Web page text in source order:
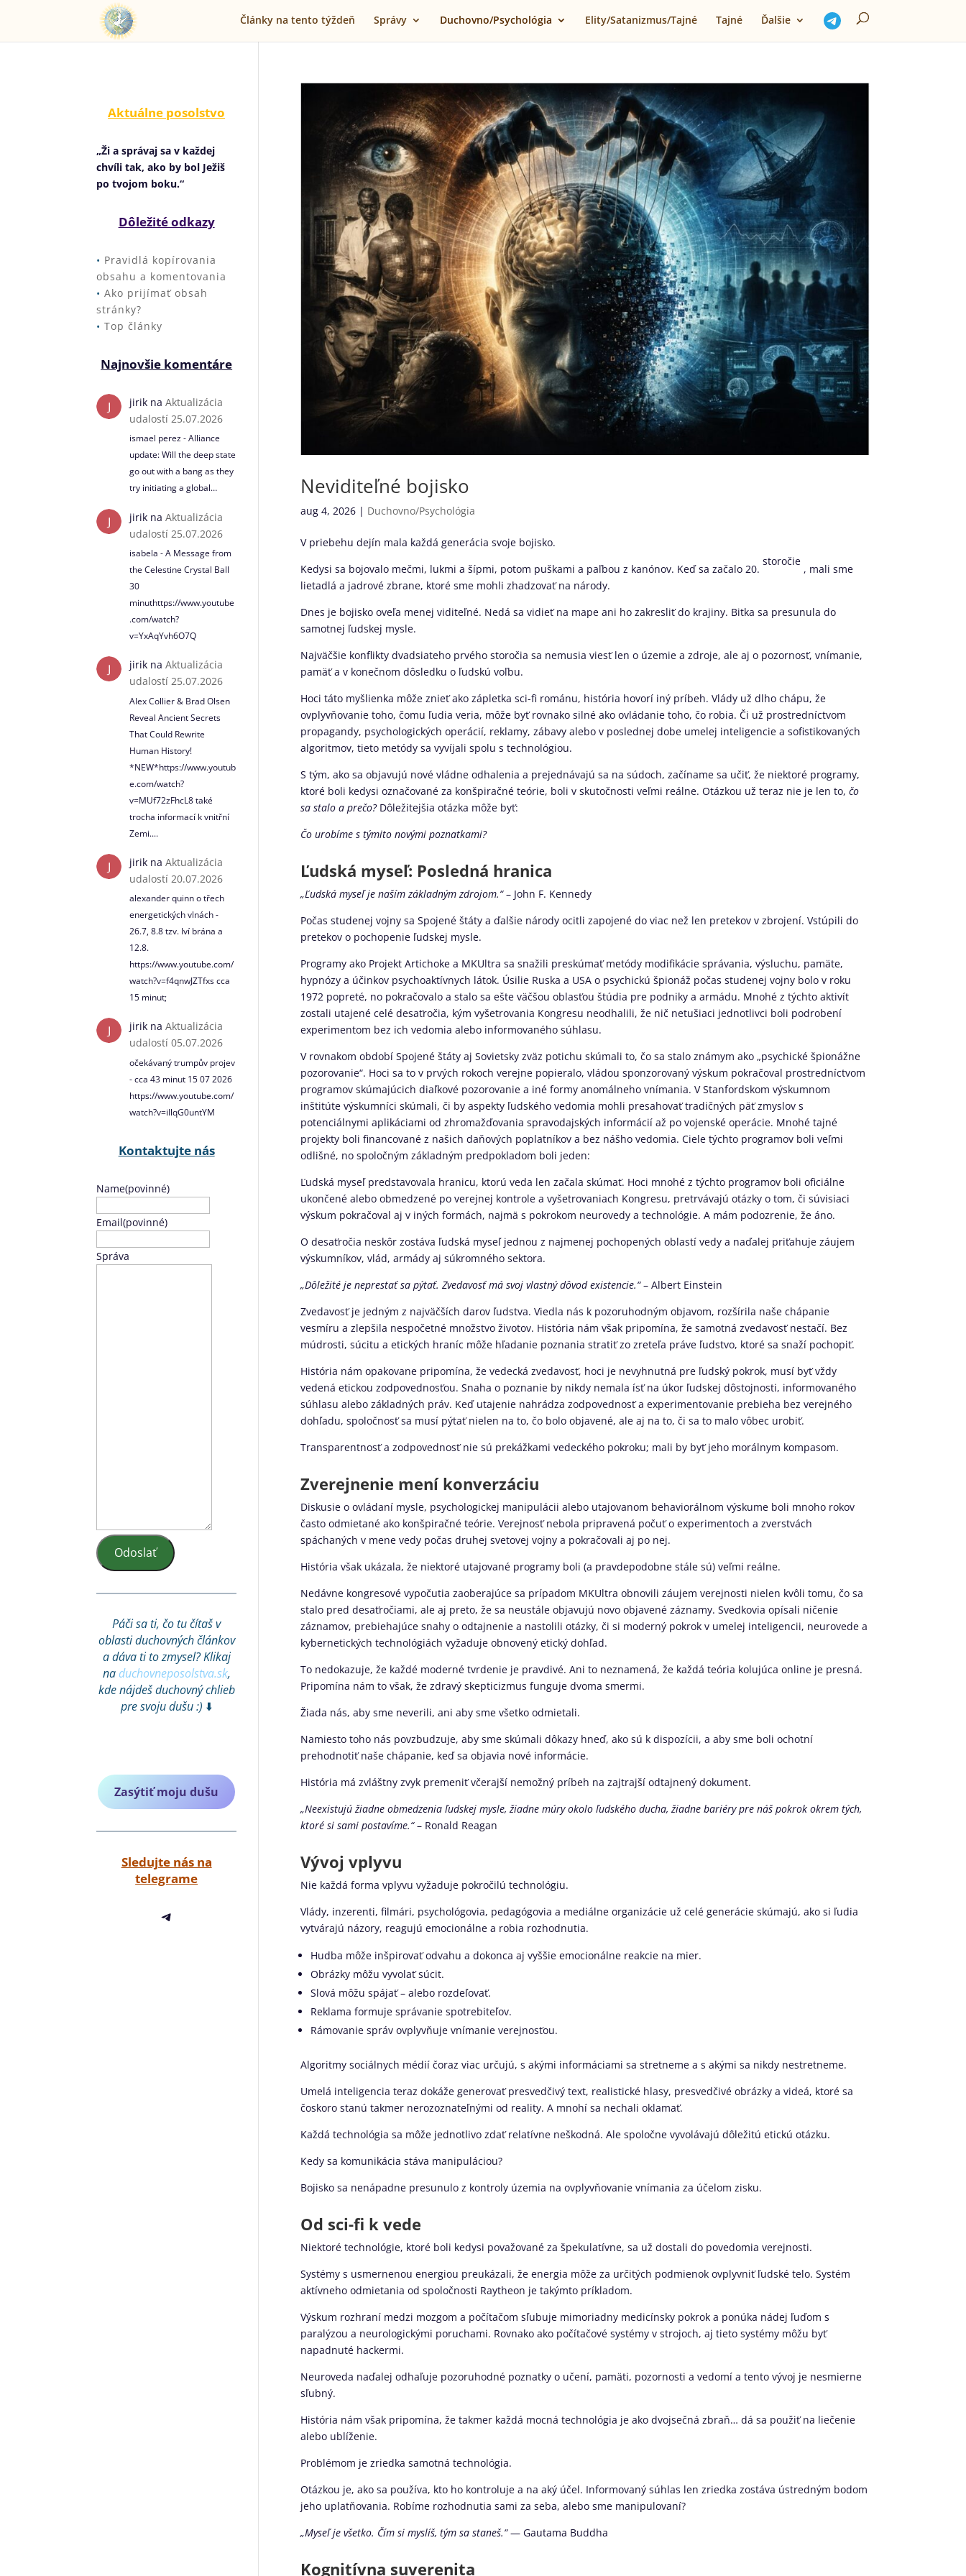
Články na tento týždeň Správy Duchovno/Psychológia Elity/Satanizmus/Tajné Tajné Ďalšie
Neviditeľné bojisko
aug 4, 2026| Duchovno/Psychológia
V priebehu dejín mala každá generácia svoje bojisko.
Kedysi sa bojovalo mečmi, lukmi a šípmi, potom puškami a paľbou z kanónov. Keď sa začalo 20.
storočie
, mali sme
lietadlá a jadrové zbrane, ktoré sme mohli zhadzovať na národy.
Dnes je bojisko oveľa menej viditeľné. Nedá sa vidieť na mape ani ho zakresliť do krajiny. Bitka sa presunula do
samotnej ľudskej mysle.
Najväčšie konflikty dvadsiateho prvého storočia sa nemusia viesť len o územie a zdroje, ale aj o pozornosť, vnímanie,
pamäť a v konečnom dôsledku o ľudskú voľbu.
Hoci táto myšlienka môže znieť ako zápletka sci-fi románu, história hovorí iný príbeh. Vlády už dlho chápu, že
ovplyvňovanie toho, čomu ľudia veria, môže byť rovnako silné ako ovládanie toho, čo robia. Či už prostredníctvom
propagandy, psychologických operácií, reklamy, zábavy alebo v poslednej dobe umelej inteligencie a sofistikovaných
algoritmov, tieto metódy sa vyvíjali spolu s technológiou.
S tým, ako sa objavujú nové vládne odhalenia a prejednávajú sa na súdoch, začíname sa učiť, že niektoré programy,
ktoré boli kedysi označované za konšpiračné teórie, boli v skutočnosti veľmi reálne. Otázkou už teraz nie je len to, čo
sa stalo a prečo?Dôležitejšia otázka môže byť:
Čo urobíme s týmito novými poznatkami?
Ľudská myseľ: Posledná hranica
„Ľudská myseľ je naším základným zdrojom.“– John F. Kennedy
Počas studenej vojny sa Spojené štáty a ďalšie národy ocitli zapojené do viac než len pretekov v zbrojení. Vstúpili do
pretekov o pochopenie ľudskej mysle.
Programy ako Projekt Artichoke a MKUltra sa snažili preskúmať metódy modifikácie správania, výsluchu, pamäte,
hypnózy a účinkov psychoaktívnych látok. Úsilie Ruska a USA o psychickú špionáž počas studenej vojny bolo v roku
1972 popreté, no pokračovalo a stalo sa ešte väčšou oblasťou štúdia pre podniky a armádu. Mnohé z týchto aktivít
zostali utajené celé desaťročia, kým vyšetrovania Kongresu neodhalili, že nič netušiaci jednotlivci boli podrobení
experimentom bez ich vedomia alebo informovaného súhlasu.
V rovnakom období Spojené štáty aj Sovietsky zväz potichu skúmali to, čo sa stalo známym ako „psychické špionážne
pozorovanie“. Hoci sa to v prvých rokoch verejne popieralo, vládou sponzorovaný výskum pokračoval prostredníctvom
programov skúmajúcich diaľkové pozorovanie a iné formy anomálneho vnímania. V Stanfordskom výskumnom
inštitúte výskumníci skúmali, či by aspekty ľudského vedomia mohli presahovať tradičných päť zmyslov s
potenciálnymi aplikáciami od zhromažďovania spravodajských informácií až po vojenské operácie. Mnohé tajné
projekty boli financované z našich daňových poplatníkov a bez nášho vedomia. Ciele týchto programov boli veľmi
odlišné, no spoločným základným predpokladom boli jeden:
Ľudská myseľ predstavovala hranicu, ktorú veda len začala skúmať. Hoci mnohé z týchto programov boli oficiálne
ukončené alebo obmedzené po verejnej kontrole a vyšetrovaniach Kongresu, pretrvávajú otázky o tom, či súvisiaci
výskum pokračoval aj v iných formách, najmä s pokrokom neurovedy a technológie. A mám podozrenie, že áno.
O desaťročia neskôr zostáva ľudská myseľ jednou z najmenej pochopených oblastí vedy a naďalej priťahuje záujem
výskumníkov, vlád, armády aj súkromného sektora.
„Dôležité je neprestať sa pýtať. Zvedavosť má svoj vlastný dôvod existencie.“– Albert Einstein
Zvedavosť je jedným z najväčších darov ľudstva. Viedla nás k pozoruhodným objavom, rozšírila naše chápanie
vesmíru a zlepšila nespočetné množstvo životov. História nám však pripomína, že samotná zvedavosť nestačí. Bez
múdrosti, súcitu a etických hraníc môže hľadanie poznania stratiť zo zreteľa práve ľudstvo, ktoré sa snaží pochopiť.
História nám opakovane pripomína, že vedecká zvedavosť, hoci je nevyhnutná pre ľudský pokrok, musí byť vždy
vedená etickou zodpovednosťou. Snaha o poznanie by nikdy nemala ísť na úkor ľudskej dôstojnosti, informovaného
súhlasu alebo základných práv. Keď utajenie nahrádza zodpovednosť a experimentovanie prebieha bez verejného
dohľadu, spoločnosť sa musí pýtať nielen na to, čo bolo objavené, ale aj na to, či sa to malo vôbec urobiť.
Transparentnosť a zodpovednosť nie sú prekážkami vedeckého pokroku; mali by byť jeho morálnym kompasom.
Zverejnenie mení konverzáciu
Diskusie o ovládaní mysle, psychologickej manipulácii alebo utajovanom behaviorálnom výskume boli mnoho rokov
často odmietané ako konšpiračné teórie. Verejnosť nebola pripravená počuť o experimentoch a zverstvách
spáchaných v mene vedy počas druhej svetovej vojny a pokračovali aj po nej.
História však ukázala, že niektoré utajované programy boli (a pravdepodobne stále sú) veľmi reálne.
Nedávne kongresové vypočutia zaoberajúce sa prípadom MKUltra obnovili záujem verejnosti nielen kvôli tomu, čo sa
stalo pred desaťročiami, ale aj preto, že sa neustále objavujú novo objavené záznamy. Svedkovia opísali ničenie
záznamov, prebiehajúce snahy o odtajnenie a nastolili otázky, či si moderný pokrok v umelej inteligencii, neurovede a
kybernetických technológiách vyžaduje obnovený etický dohľad.
To nedokazuje, že každé moderné tvrdenie je pravdivé. Ani to neznamená, že každá teória kolujúca online je presná.
Pripomína nám to však, že zdravý skepticizmus funguje dvoma smermi.
Žiada nás, aby sme neverili, ani aby sme všetko odmietali.
Namiesto toho nás povzbudzuje, aby sme skúmali dôkazy hneď, ako sú k dispozícii, a aby sme boli ochotní
prehodnotiť naše chápanie, keď sa objavia nové informácie.
História má zvláštny zvyk premeniť včerajší nemožný príbeh na zajtrajší odtajnený dokument.
„Neexistujú žiadne obmedzenia ľudskej mysle, žiadne múry okolo ľudského ducha, žiadne bariéry pre náš pokrok okrem tých,
ktoré si sami postavíme.“– Ronald Reagan
Vývoj vplyvu
Nie každá forma vplyvu vyžaduje pokročilú technológiu.
Vlády, inzerenti, filmári, psychológovia, pedagógovia a mediálne organizácie už celé generácie skúmajú, ako si ľudia
vytvárajú názory, reagujú emocionálne a robia rozhodnutia.
Hudba môže inšpirovať odvahu a dokonca aj vyššie emocionálne reakcie na mier.
Obrázky môžu vyvolať súcit.
Slová môžu spájať – alebo rozdeľovať.
Reklama formuje správanie spotrebiteľov.
Rámovanie správ ovplyvňuje vnímanie verejnosťou.
Algoritmy sociálnych médií čoraz viac určujú, s akými informáciami sa stretneme a s akými sa nikdy nestretneme.
Umelá inteligencia teraz dokáže generovať presvedčivý text, realistické hlasy, presvedčivé obrázky a videá, ktoré sa
čoskoro stanú takmer nerozoznateľnými od reality. A mnohí sa nechali oklamať.
Každá technológia sa môže jednotlivo zdať relatívne neškodná. Ale spoločne vyvolávajú dôležitú etickú otázku.
Kedy sa komunikácia stáva manipuláciou?
Bojisko sa nenápadne presunulo z kontroly územia na ovplyvňovanie vnímania za účelom zisku.
Od sci-fi k vede
Niektoré technológie, ktoré boli kedysi považované za špekulatívne, sa už dostali do povedomia verejnosti.
Systémy s usmernenou energiou preukázali, že energia môže za určitých podmienok ovplyvniť ľudské telo. Systém
aktívneho odmietania od spoločnosti Raytheon je takýmto príkladom.
Výskum rozhraní medzi mozgom a počítačom sľubuje mimoriadny medicínsky pokrok a ponúka nádej ľuďom s
paralýzou a neurologickými poruchami. Rovnako ako počítačové systémy v strojoch, aj tieto systémy môžu byť
napadnuté hackermi.
Neuroveda naďalej odhaľuje pozoruhodné poznatky o učení, pamäti, pozornosti a vedomí a tento vývoj je nesmierne
sľubný.
História nám však pripomína, že takmer každá mocná technológia je ako dvojsečná zbraň… dá sa použiť na liečenie
alebo ublíženie.
Problémom je zriedka samotná technológia.
Otázkou je, ako sa používa, kto ho kontroluje a na aký účel. Informovaný súhlas len zriedka zostáva ústredným bodom
jeho uplatňovania. Robíme rozhodnutia sami za seba, alebo sme manipulovaní?
„Myseľ je všetko. Čím si myslíš, tým sa staneš.“— Gautama Buddha
Kognitívna suverenita
Aktuálne posolstvo
„Ži a správaj sa v každej
chvíli tak, ako by bol Ježiš
po tvojom boku.“
Dôležité odkazy
• Pravidlá kopírovania
obsahu a komentovania
•Ako prijímať obsah
stránky?
•Top články
Najnovšie komentáre
jirikna Aktualizácia
udalostí 25.07.2026
ismael perez - Alliance
update: Will the deep state
go out with a bang as they
try initiating a global…
jirikna Aktualizácia
udalostí 25.07.2026
isabela - A Message from
the Celestine Crystal Ball
30
minuthttps://www.youtube
.com/watch?
v=YxAqYvh6O7Q
jirikna Aktualizácia
udalostí 25.07.2026
Alex Collier & Brad Olsen
Reveal Ancient Secrets
That Could Rewrite
Human History!
*NEW*https://www.youtub
e.com/watch?
v=MUf72zFhcL8 také
trocha informací k vnitřní
Zemi....
jirikna Aktualizácia
udalostí 20.07.2026
alexander quinn o třech
energetických vlnách -
26.7, 8.8 tzv. lví brána a
12.8.
https://www.youtube.com/
watch?v=f4qnwJZTfxs cca
15 minut;
jirikna Aktualizácia
udalostí 05.07.2026
očekávaný trumpův projev
- cca 43 minut 15 07 2026
https://www.youtube.com/
watch?v=iIlqG0untYM
Kontaktujte nás
Name(povinné)
Email(povinné)
Správa
Odoslať
Páči sa ti, čo tu čítaš v
oblasti duchovných článkov
a dáva ti to zmysel? Klikaj
na duchovneposolstva.sk,
kde nájdeš duchovný chlieb
pre svoju dušu :) ⬇️
Zasýtiť moju dušu
Sledujte nás na
telegrame
Telegram